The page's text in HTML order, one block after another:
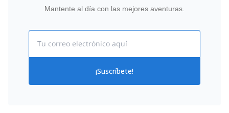
Mantente al día con las mejores aventuras.
¡Suscríbete!